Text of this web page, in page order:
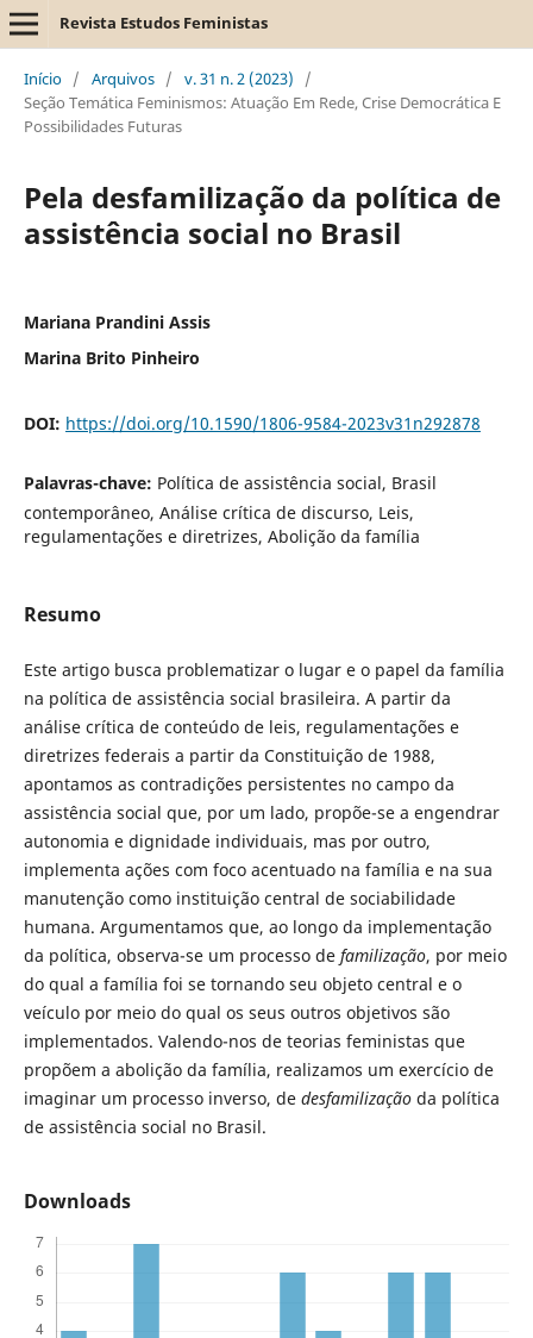
Revista Estudos Feministas
Início / Arquivos / v. 31 n. 2 (2023)
/
Seção Temática Feminismos: Atuação Em Rede, Crise Democrática E
Possibilidades Futuras
Pela desfamilização da política de
assistência social no Brasil
Mariana Prandini Assis
Marina Brito Pinheiro
DOI: https://doi.org/10.1590/1806-9584-2023v31n292878
Palavras-chave: Política de assistência social, Brasil
contemporâneo, Análise crítica de discurso, Leis,
regulamentações e diretrizes, Abolição da família
Resumo
Este artigo busca problematizar o lugar e o papel da família
na política de assistência social brasileira. A partir da
análise crítica de conteúdo de leis, regulamentações e
diretrizes federais a partir da Constituição de 1988,
apontamos as contradições persistentes no campo da
assistência social que, por um lado, propõe-se a engendrar
autonomia e dignidade individuais, mas por outro,
implementa ações com foco acentuado na família e na sua
manutenção como instituição central de sociabilidade
humana. Argumentamos que, ao longo da implementação
da política, observa-se um processo de familização, por meio
do qual a família foi se tornando seu objeto central e o
veículo por meio do qual os seus outros objetivos são
implementados. Valendo-nos de teorias feministas que
propõem a abolição da família, realizamos um exercício de
imaginar um processo inverso, de desfamilizaçãoda política
de assistência social no Brasil.
Downloads